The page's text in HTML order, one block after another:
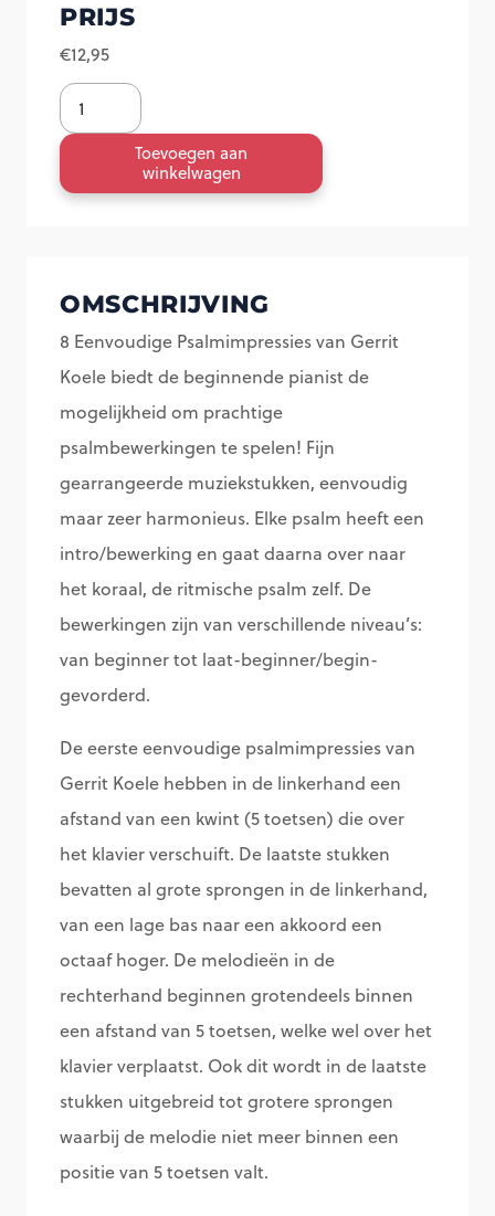
PRIJS
€12,95
8
Eenvoudige
Psalmimpressies
aantal
Toevoegen aan
winkelwagen
OMSCHRIJVING
8 Eenvoudige Psalmimpressies van Gerrit
Koele biedt de beginnende pianist de
mogelijkheid om prachtige
psalmbewerkingen te spelen! Fijn
gearrangeerde muziekstukken, eenvoudig
maar zeer harmonieus. Elke psalm heeft een
intro/bewerking en gaat daarna over naar
het koraal, de ritmische psalm zelf. De
bewerkingen zijn van verschillende niveau’s:
van beginner tot laat-beginner/begin-
gevorderd.
De eerste eenvoudige psalmimpressies van
Gerrit Koele hebben in de linkerhand een
afstand van een kwint (5 toetsen) die over
het klavier verschuift. De laatste stukken
bevatten al grote sprongen in de linkerhand,
van een lage bas naar een akkoord een
octaaf hoger. De melodieën in de
rechterhand beginnen grotendeels binnen
een afstand van 5 toetsen, welke wel over het
klavier verplaatst. Ook dit wordt in de laatste
stukken uitgebreid tot grotere sprongen
waarbij de melodie niet meer binnen een
positie van 5 toetsen valt.